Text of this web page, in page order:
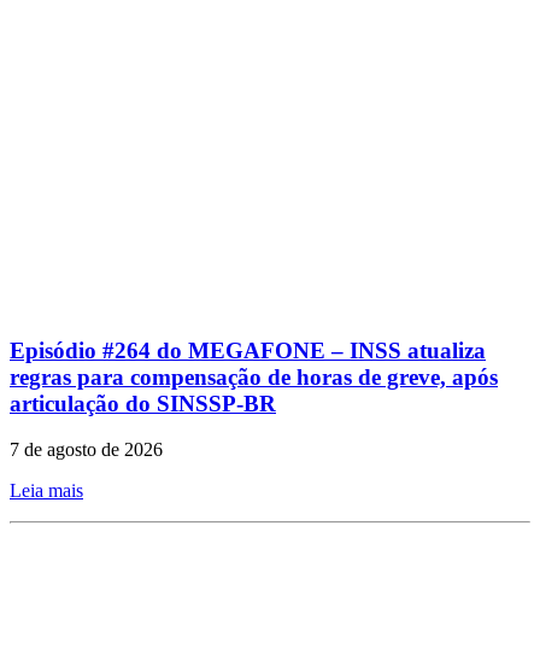
Episódio #264 do MEGAFONE – INSS atualiza
regras para compensação de horas de greve, após
articulação do SINSSP-BR
7 de agosto de 2026
Leia mais